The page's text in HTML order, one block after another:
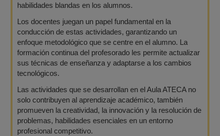
habilidades blandas en los alumnos.
Los docentes juegan un papel fundamental en la
conducción de estas actividades, garantizando un
enfoque metodológico que se centre en el alumno. La
formación continua del profesorado les permite actualizar
sus técnicas de enseñanza y adaptarse a los cambios
tecnológicos.
Las actividades que se desarrollan en el Aula ATECA no
solo contribuyen al aprendizaje académico, también
promueven la creatividad, la innovación y la resolución de
problemas, habilidades esenciales en un entorno
profesional competitivo.